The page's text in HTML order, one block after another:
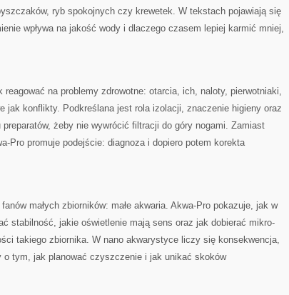
ryb spokojnych czy krewetek. W tekstach pojawiają się
wpływa na jakość wody i dlaczego czasem lepiej karmić mniej,
na problemy zdrowotne: otarcia, ich, naloty, pierwotniaki,
jak konflikty. Podkreślana jest rola izolacji, znaczenie higieny oraz
żeby nie wywrócić filtracji do góry nogami. Zamiast
Pro promuje podejście: diagnoza i dopiero potem korekta
małych zbiorników: małe akwaria. Akwa-Pro pokazuje, jak w
stabilność, jakie oświetlenie mają sens oraz jak dobierać mikro-
takiego zbiornika. W nano akwarystyce liczy się konsekwencja,
o tym, jak planować czyszczenie i jak unikać skoków